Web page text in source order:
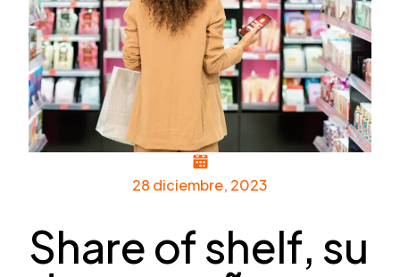
28 diciembre, 2023
Share of shelf, su